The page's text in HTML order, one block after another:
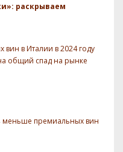
раскрываем
в Италии в 2024 году
общий спад на рынке
меньше премиальных вин